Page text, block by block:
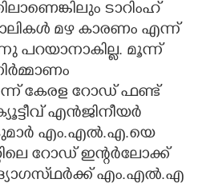
ടാറിംഹ്
മഴ കാരണം എന്ന്
പറയാനാകില്ല. മൂന്ന്
കേരള റോഡ് ഫണ്ട്
എൻജിനീയർ
എം.എൽ.എ.യെ
റോഡ് ഇന്റർലോക്ക്
എം.എൽ.എ